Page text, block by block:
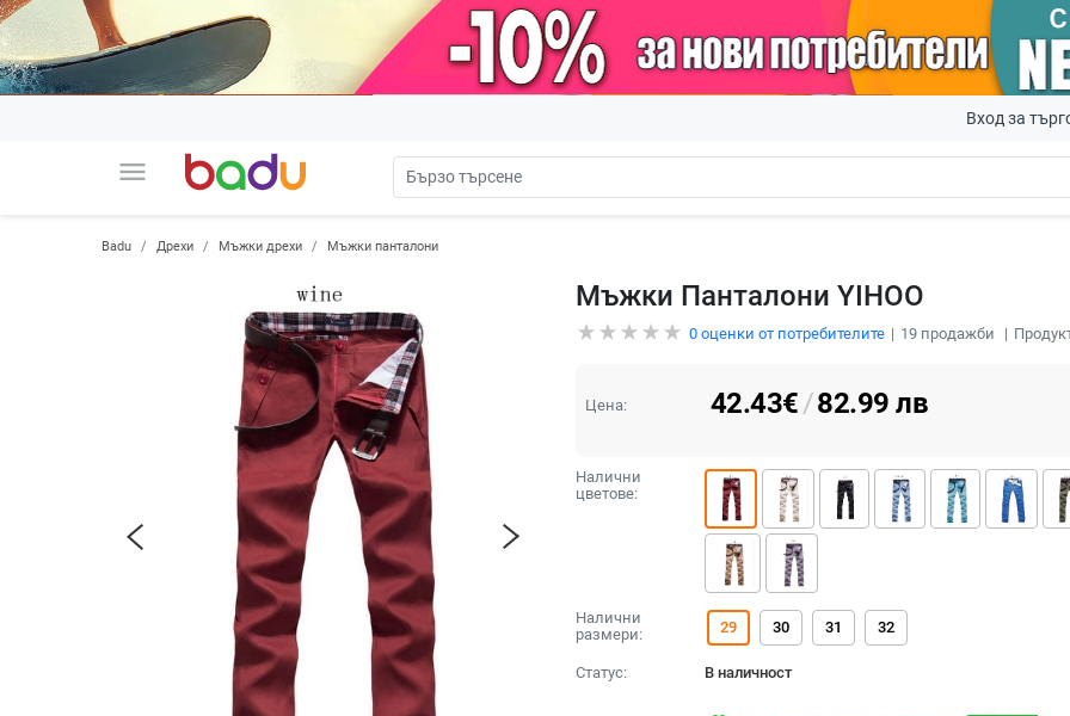
menu
Вход за
Badu Дрехи Мъжки дрехи Мъжки панталони
Мъжки Панталони YIHOO
0оценки от потребителите 19продажби
Цена: 42.43€/82.99 лв
Налични
цветове:
Налични
размери:
29 30 31 32
Статус: В наличност